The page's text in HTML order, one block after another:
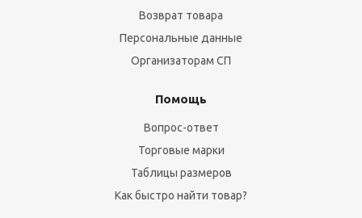
Возврат товара
Персональные данные
Организаторам СП
Помощь
Вопрос-ответ
Торговые марки
Таблицы размеров
Как быстро найти товар?